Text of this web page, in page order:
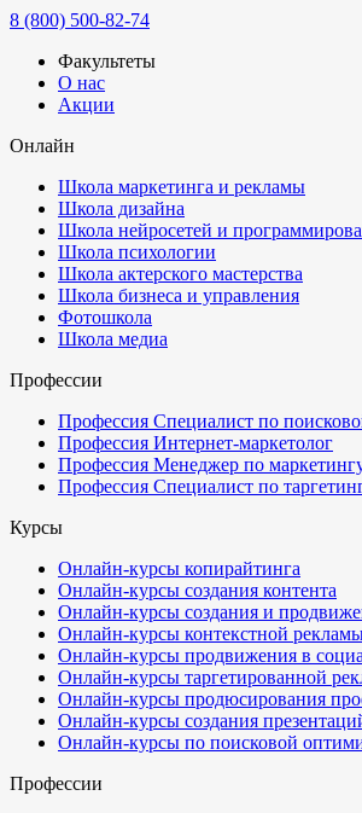
8 (800) 500-82-74
Факультеты
О нас
Акции
Онлайн
Школа маркетинга и рекламы
Школа дизайна
Школа нейросетей и
Школа психологии
Школа актерского мастерства
Школа бизнеса и управления
Фотошкола
Школа медиа
Профессии
Профессия Специалист по
Профессия Интернет-маркетолог
Профессия Менеджер по
Профессия Специалист по
Курсы
Онлайн-курсы копирайтинга
Онлайн-курсы создания контента
Онлайн-курсы создания и
Онлайн-курсы контекстной
Онлайн-курсы продвижения в
Онлайн-курсы таргетированной
Онлайн-курсы продюсирования
Онлайн-курсы создания
Онлайн-курсы по поисковой
Профессии